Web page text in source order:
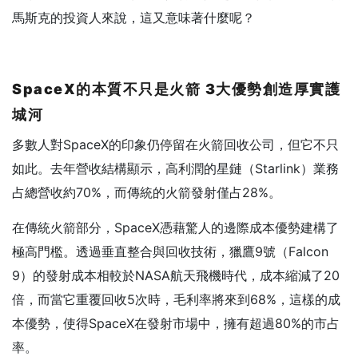
馬斯克的投資人來說，這又意味著什麼呢？
SpaceX的本質不只是火箭 3大優勢創造厚實護
城河
多數人對SpaceX的印象仍停留在火箭回收公司，但它不只
如此。去年營收結構顯示，高利潤的星鏈（Starlink）業務
占總營收約70%，而傳統的火箭發射僅占28%。
在傳統火箭部分，SpaceX憑藉驚人的邊際成本優勢建構了
極高門檻。透過垂直整合與回收技術，獵鷹9號（Falcon
9）的發射成本相較於NASA航天飛機時代，成本縮減了20
倍，而當它重覆回收5次時，毛利率將來到68%，這樣的成
本優勢，使得SpaceX在發射市場中，擁有超過80%的市占
率。